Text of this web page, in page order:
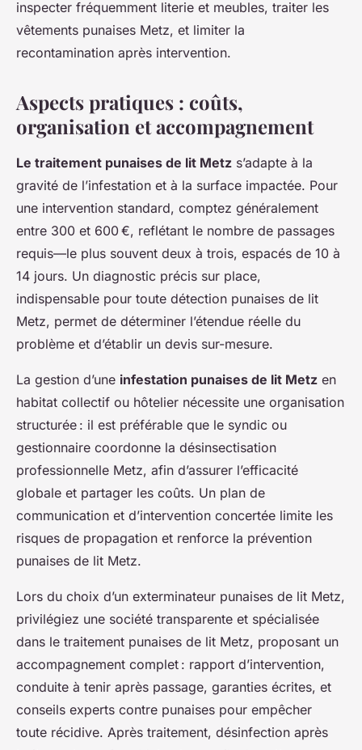
inspecter fréquemment literie et meubles, traiter les
vêtements punaises Metz, et limiter la
recontamination après intervention.
Aspects pratiques : coûts,
organisation et accompagnement
Le traitement punaises de lit Metz s’adapte à la
gravité de l’infestation et à la surface impactée. Pour
une intervention standard, comptez généralement
entre 300 et 600 €, reflétant le nombre de passages
requis—le plus souvent deux à trois, espacés de 10 à
14 jours. Un diagnostic précis sur place,
indispensable pour toute détection punaises de lit
Metz, permet de déterminer l’étendue réelle du
problème et d’établir un devis sur-mesure.
La gestion d’une infestation punaises de lit Metz en
habitat collectif ou hôtelier nécessite une organisation
structurée : il est préférable que le syndic ou
gestionnaire coordonne la désinsectisation
professionnelle Metz, afin d’assurer l’efficacité
globale et partager les coûts. Un plan de
communication et d’intervention concertée limite les
risques de propagation et renforce la prévention
punaises de lit Metz.
Lors du choix d’un exterminateur punaises de lit Metz,
privilégiez une société transparente et spécialisée
dans le traitement punaises de lit Metz, proposant un
accompagnement complet : rapport d’intervention,
conduite à tenir après passage, garanties écrites, et
conseils experts contre punaises pour empêcher
toute récidive. Après traitement, désinfection après